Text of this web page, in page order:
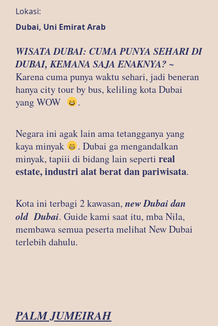
Lokasi:
Dubai, Uni Emirat Arab
WISATA DUBAI: CUMA PUNYA SEHARI DI
DUBAI, KEMANA SAJA ENAKNYA? ~
Karena cuma punya waktu sehari, jadi beneran
hanya city tour by bus, keliling kota Dubai
yang WOW
.
Negara ini agak lain ama tetangganya yang
kaya minyak
. Dubai ga mengandalkan
minyak, tapiii di bidang lain seperti real
estate, industri alat berat dan pariwisata.
Kota ini terbagi 2 kawasan, new Dubai dan
old Dubai. Guide kami saat itu, mba Nila,
membawa semua peserta melihat New Dubai
terlebih dahulu.
PALM JUMEIRAH